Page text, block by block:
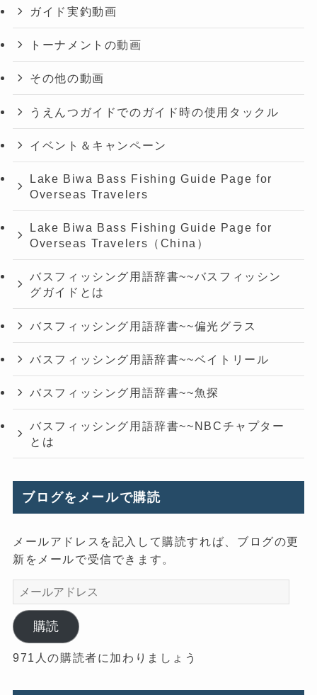
ガイド実釣動画
トーナメントの動画
その他の動画
うえんつガイドでのガイド時の使用タックル
イベント＆キャンペーン
Lake Biwa Bass Fishing Guide Page for
Overseas Travelers
Lake Biwa Bass Fishing Guide Page for
Overseas Travelers（China）
バスフィッシング用語辞書~~バスフィッシン
グガイドとは
バスフィッシング用語辞書~~偏光グラス
バスフィッシング用語辞書~~ベイトリール
バスフィッシング用語辞書~~魚探
バスフィッシング用語辞書~~NBCチャプター
とは
ブログをメールで購読
メールアドレスを記入して購読すれば、ブログの更
新をメールで受信できます。
メ
ー
ル
ア
ド
購読
971人の購読者に加わりましょう